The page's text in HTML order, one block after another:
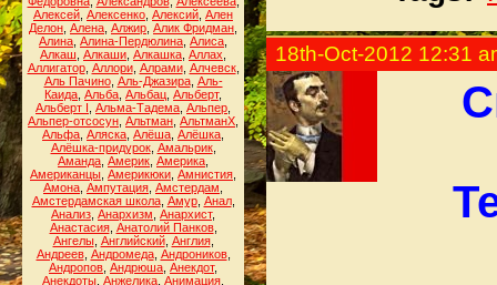
Алексей Алексенко Алексий Ален
Делон Алена Алжир Алик Фридман
Алина Алина-Пердюлина Алиса
Алкаш Алкаши Алкашка Аллах
Аллигатор, Аллори, Алрами, Алчевск,
Аль Пачино, Аль-Джазира, Аль-
Каида Альба Альбац Альберт,
Альберт I Альма-Тадема Альпер
Альпер-отсосун Альтман АльтманХ
Альфа Аляска Алёша Алёшка
Алёшка-придурок, Амальрик,
Аманда Америк Америка
Американцы Америкюки Амнистия
Амона Ампутация Амстердам
Амстердамская школа, Амур, Анал,
Анализ Анархизм Анархист,
Анастасия, Анатолий Панков,
Ангелы, Английский, Англия,
Андреев, Андромеда, Андроников,
Андропов Андрюша Анекдот,
Анекдоты Анжелика Анимация
18th-Oct-2012 12:31